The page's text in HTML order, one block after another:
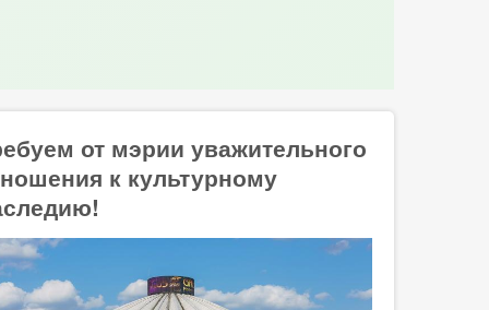
от мэрии уважительного
к культурному